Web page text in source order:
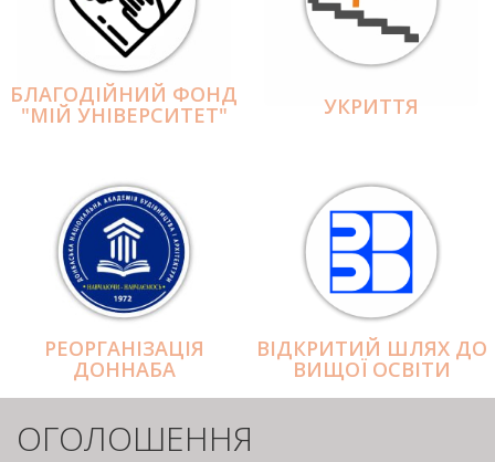
БЛАГОДІЙНИЙ ФОНД
"МІЙ УНІВЕРСИТЕТ" УКРИТТЯ
РЕОРГАНІЗАЦІЯ
ДОННАБА
ВІДКРИТИЙ ШЛЯХ ДО
ВИЩОЇ ОСВІТИ
ОГОЛОШЕННЯ